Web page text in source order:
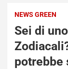
NEWS GREEN
Sei di
potrebbe